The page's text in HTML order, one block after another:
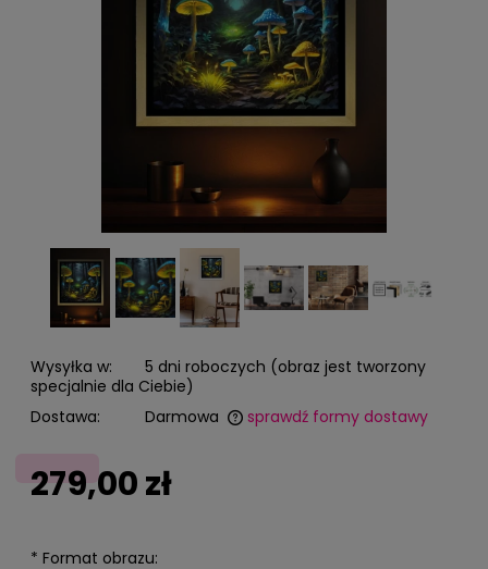
Wysyłka w:
5 dni roboczych (obraz jest tworzony
specjalnie dla Ciebie)
Dostawa:
Darmowa sprawdź formy dostawy
279,00 zł
* Format obrazu: